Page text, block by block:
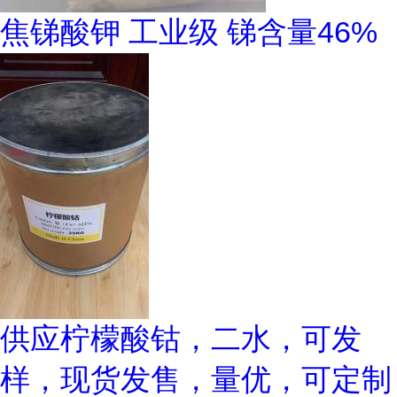
焦锑酸钾 工业级 锑含量46%
供应柠檬酸钴，二水，可发
样，现货发售，量优，可定制